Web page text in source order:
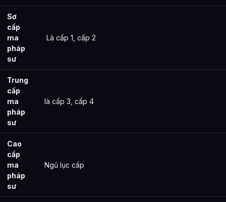
Sơ
cấp
ma
pháp
sư
Là cấp 1, cấp 2
Trung
cấp
ma
pháp
sư
là cấp 3, cấp 4
Cao
cấp
ma
pháp
sư
Ngũ lục cấp